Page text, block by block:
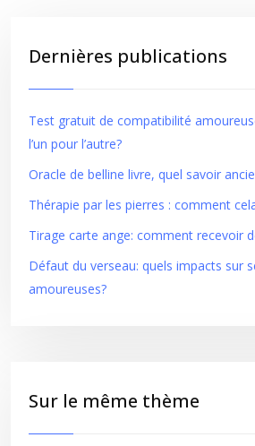
Dernières publications
Test gratuit de compatibilité
l’un pour l’autre?
Oracle de belline livre, quel savoir
Thérapie par les pierres : comment
Tirage carte ange: comment recevoir
Défaut du verseau: quels impacts sur
amoureuses?
Sur le même thème